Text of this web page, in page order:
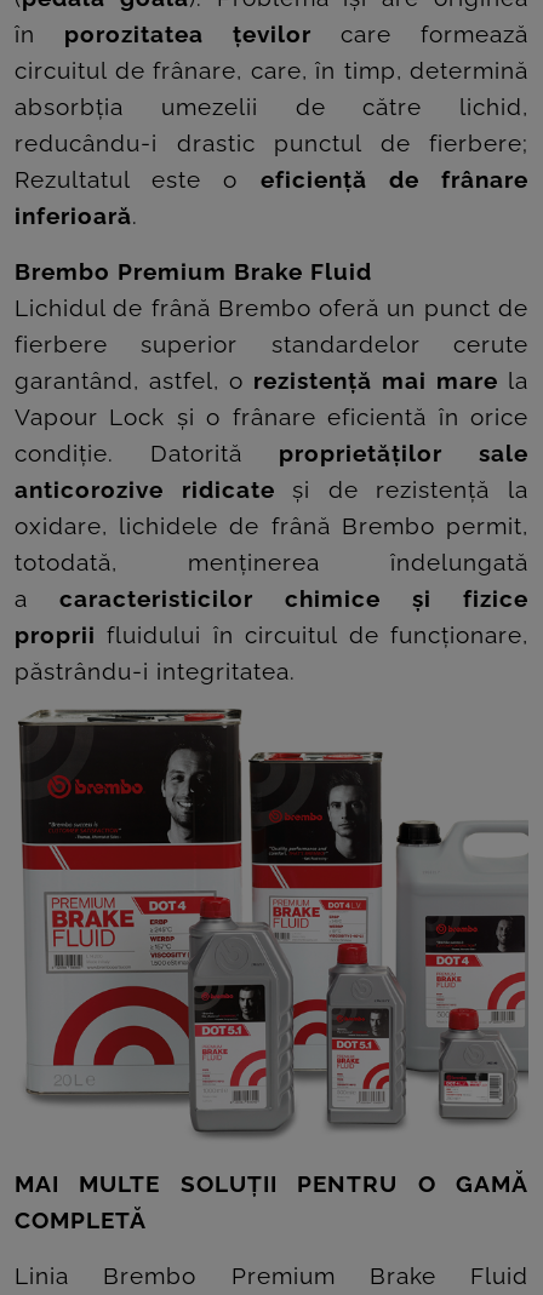
în porozitatea țevilor care formează
circuitul de frânare, care, în timp, determină
absorbția umezelii de către lichid,
reducându-i drastic punctul de fierbere;
Rezultatul este o eficiență de frânare
inferioară.
Brembo Premium Brake Fluid
Lichidul de frână Brembo oferă un punct de
fierbere superior standardelor cerute
garantând, astfel, o rezistență mai mare la
Vapour Lock și o frânare eficientă în orice
condiție. Datorită proprietăților sale
anticorozive ridicate și de rezistență la
oxidare, lichidele de frână Brembo permit,
totodată, menținerea îndelungată
a caracteristicilor chimice și fizice
proprii fluidului în circuitul de funcționare,
păstrându-i integritatea.
MAI MULTE SOLUȚII PENTRU O GAMĂ
COMPLETĂ
Linia Brembo Premium Brake Fluid